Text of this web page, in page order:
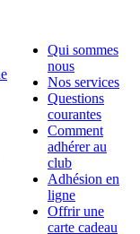
Qui sommes
nous
Nos services
Questions
courantes
Comment
adhérer au
club
Adhésion en
ligne
Offrir une
carte cadeau